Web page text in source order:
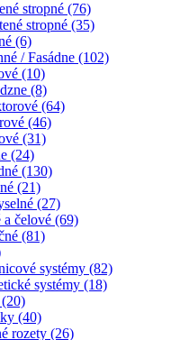
stropné (76)
stropné (35)
(6)
/ Fasádne (102)
(10)
(8)
(64)
(46)
(31)
(24)
(130)
(21)
(27)
a čelové (69)
(81)
systémy (82)
systémy (18)
(20)
(40)
rozety (26)